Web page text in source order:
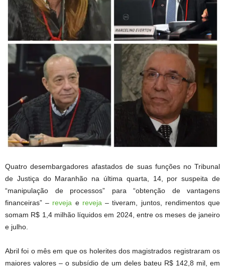
Quatro desembargadores afastados de suas funções no Tribunal
de Justiça do Maranhão na última quarta, 14, por suspeita de
“manipulação de processos” para “obtenção de vantagens
financeiras” – reveja e reveja – tiveram, juntos, rendimentos que
somam R$ 1,4 milhão líquidos em 2024, entre os meses de janeiro
e julho.
Abril foi o mês em que os holerites dos magistrados registraram os
maiores valores – o subsídio de um deles bateu R$ 142,8 mil, em